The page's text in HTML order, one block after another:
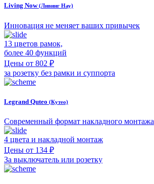
Living Now(Ливинг Нау)
Инновация не меняет ваших привычек
13 цветов рамок,
более 40 функций
Цены от 802 ₽
за розетку без рамки и суппорта
Legrand Quteo (Кутео)
Современный формат накладного монтажа
4 цвета и накладной монтаж
Цены от 134 ₽
За выключатель или розетку